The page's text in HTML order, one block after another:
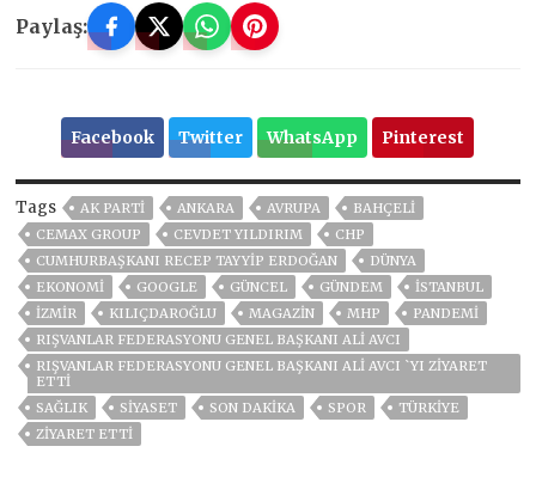
Paylaş:
Facebook Twitter WhatsApp Pinterest
Tags AK PARTİ ANKARA AVRUPA
BAHÇELİ
CEMAX GROUP
CEVDET YILDIRIM
CHP
CUMHURBAŞKANI RECEP TAYYIP ERDOĞAN
DÜNYA
EKONOMİ
GOOGLE GÜNCEL GÜNDEM
ISTANBUL
İZMIR
KILIÇDAROĞLU MAGAZİN MHP
PANDEMİ
RIŞVANLAR FEDERASYONU GENEL BAŞKANI ALI AVCI
RIŞVANLAR FEDERASYONU GENEL BAŞKANI ALI AVCI `YI ZIYARET
ETTI
SAĞLIK
SİYASET SON DAKIKA SPOR
TÜRKİYE
ZİYARET ETTİ